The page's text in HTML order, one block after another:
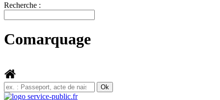
Recherche :
Comarquage